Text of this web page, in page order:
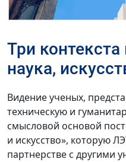
Три
наука,
Видение ученых,
техническую и
смысловой основой
и искусство», которую
партнерстве с другими